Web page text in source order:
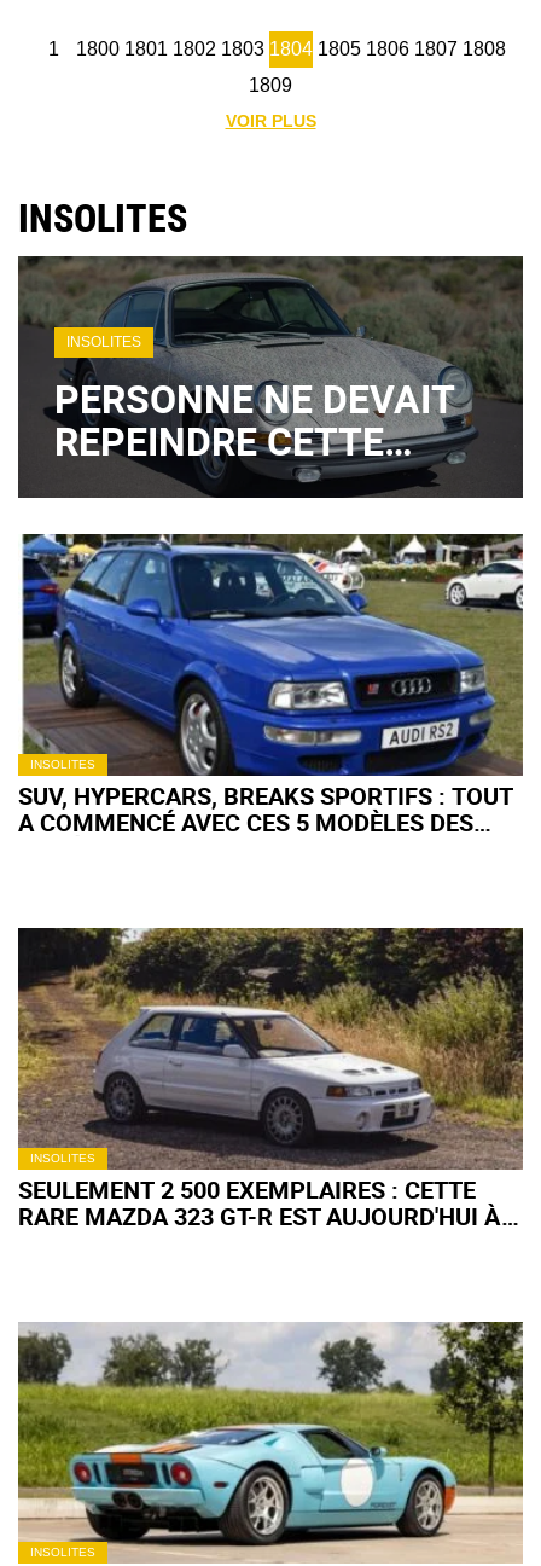
1 1800 1801 1802 1803 1804 1805 1806 1807 1808
1809
VOIR PLUS
INSOLITES
INSOLITES
PERSONNE NE DEVAIT
REPEINDRE CETTE
PORSCHE : À 84 ANS,
LA CRÉATRICE DE "POR
SHE" FAIT EXPLOSER
LES ENCHÈRES
INSOLITES
SUV, HYPERCARS, BREAKS SPORTIFS : TOUT
A COMMENCÉ AVEC CES 5 MODÈLES DES
INSOLITES
SEULEMENT 2 500 EXEMPLAIRES : CETTE
RARE MAZDA 323 GT-R EST AUJOURD'HUI À
INSOLITES